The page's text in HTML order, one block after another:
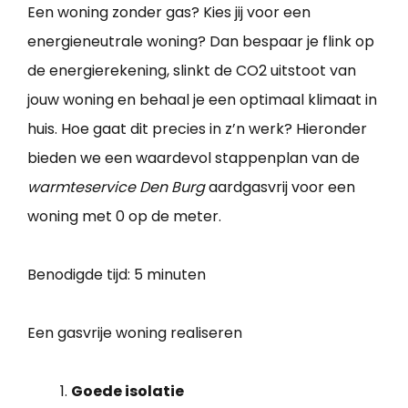
Een woning zonder gas? Kies jij voor een
energieneutrale woning? Dan bespaar je flink op
de energierekening, slinkt de CO2 uitstoot van
jouw woning en behaal je een optimaal klimaat in
huis. Hoe gaat dit precies in z’n werk? Hieronder
bieden we een waardevol stappenplan van de
warmteservice Den Burgaardgasvrij voor een
woning met 0 op de meter.
Benodigde tijd: 5 minuten
Een gasvrije woning realiseren
Goede isolatie